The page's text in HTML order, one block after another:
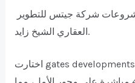
العقاري الشيخ زايد.
اختارت gates developments sheikh zayed أميز موقع عند